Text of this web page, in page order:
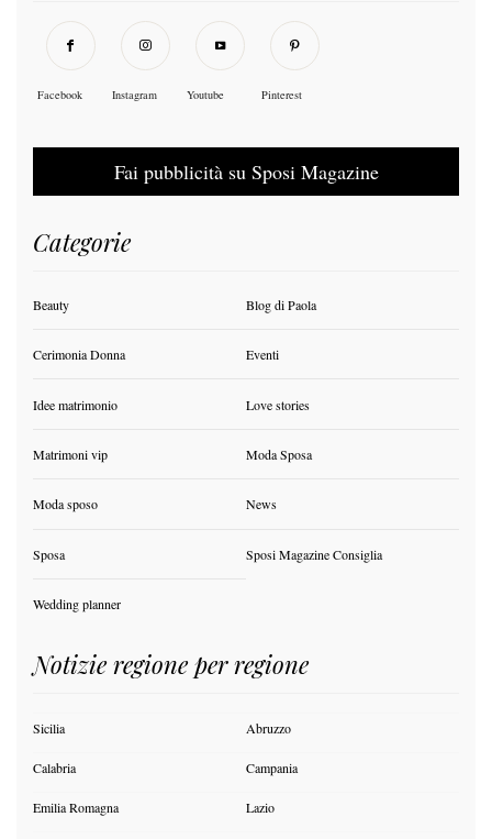
Facebook Instagram Youtube Pinterest
Fai pubblicità su Sposi Magazine
Categorie
Beauty Blog di Paola
Cerimonia Donna Eventi
Idee matrimonio Love stories
Matrimoni vip Moda Sposa
Moda sposo News
Sposa Sposi Magazine Consiglia
Wedding planner
Notizie regione per regione
Sicilia Abruzzo
Calabria Campania
Emilia Romagna Lazio